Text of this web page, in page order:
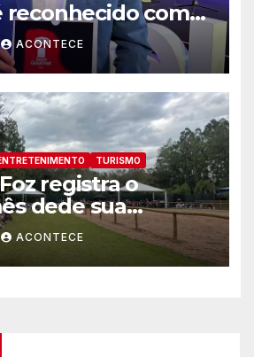
reconhecido como
Imperdíveis
Iguaçu
ACONTECE
TURISMO
registra o
dede sua
ACONTECE